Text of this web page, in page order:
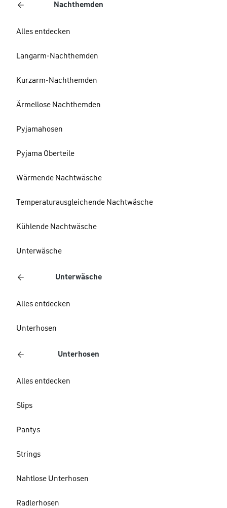
Nachthemden
Alles entdecken
Langarm-Nachthemden
Kurzarm-Nachthemden
Ärmellose Nachthemden
Pyjamahosen
Pyjama Oberteile
Wärmende Nachtwäsche
Temperaturausgleichende Nachtwäsche
Kühlende Nachtwäsche
Unterwäsche
Unterwäsche
Alles entdecken
Unterhosen
Unterhosen
Alles entdecken
Slips
Pantys
Strings
Nahtlose Unterhosen
Radlerhosen